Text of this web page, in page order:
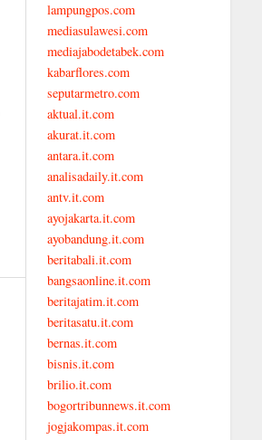
lampungpos.com
mediasulawesi.com
mediajabodetabek.com
kabarflores.com
seputarmetro.com
aktual.it.com
akurat.it.com
antara.it.com
analisadaily.it.com
antv.it.com
ayojakarta.it.com
ayobandung.it.com
beritabali.it.com
bangsaonline.it.com
beritajatim.it.com
beritasatu.it.com
bernas.it.com
bisnis.it.com
brilio.it.com
bogortribunnews.it.com
jogjakompas.it.com